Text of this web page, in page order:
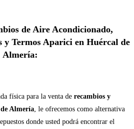
de Aire Acondicionado,
y Termos Aparici en Huércal de
Almería:
física para la venta de recambios y
Almería, le ofrecemos como alternativa
donde usted podrá encontrar el